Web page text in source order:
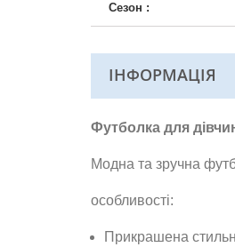
Сезон :
ІНФОРМАЦІЯ
Футболка для
Модна та зручна
особливості:
Прикрашена